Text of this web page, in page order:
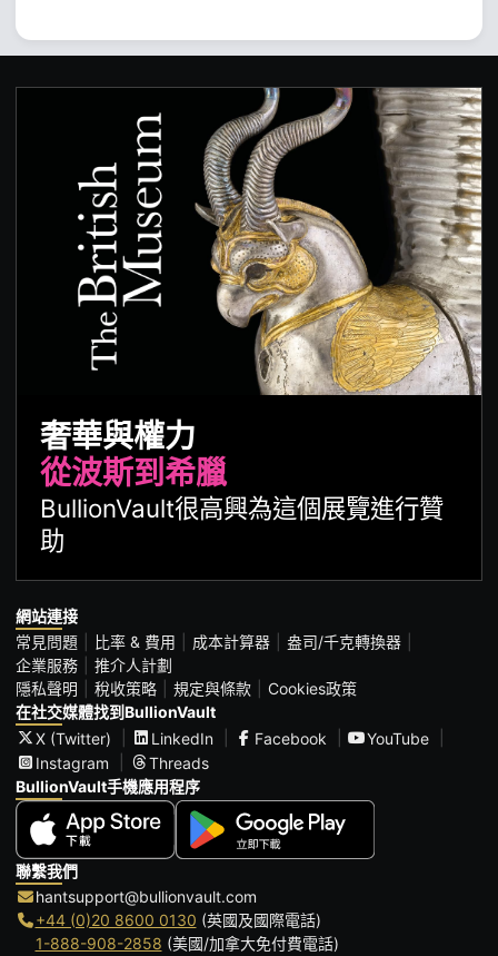
奢華與權力
從波斯到希臘
BullionVault很高興為這個展覽進行贊
助
網站連接
常見問題
比率 & 費用 成本計算器
盎司/千克轉換器
企業服務
推介人計劃
隱私聲明
稅收策略 規定與條款
Cookies政策
在社交媒體找到BullionVault
X (Twitter)
LinkedIn Facebook
YouTube
Instagram
Threads
BullionVault手機應用程序
聯繫我們
hantsupport@bullionvault.com
+44 (0)20 8600 0130 (英國及國際電話)
1-888-908-2858 (美國/加拿大免付費電話)